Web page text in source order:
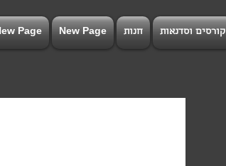
Page New Page חנות קורסים וסדנאות